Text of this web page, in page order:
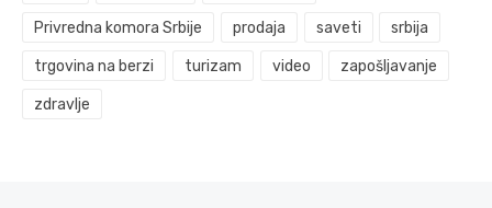
Privredna komora Srbije prodaja saveti srbija
trgovina na berzi turizam video zapošljavanje
zdravlje